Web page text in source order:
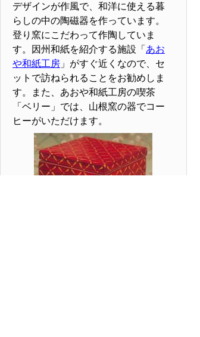
デザインが作風で、和洋に使える暮
らしの中の陶磁器を作っています。
登り窯にこだわって作陶していま
す。因州和紙を紹介する施設「 あお
や和紙工房 」がすぐ近くなので、セ
ットで訪ねられることをお勧めしま
す。また、あおや和紙工房の喫茶
「ベリー」では、山根窯の器でコー
ヒーがいただけます。